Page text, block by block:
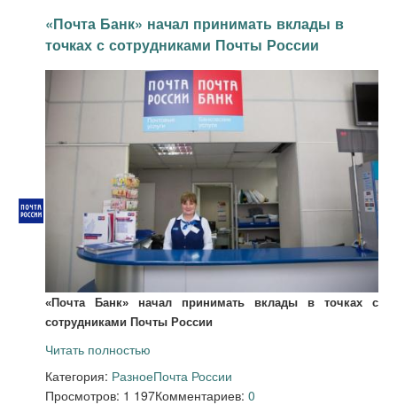
«Почта Банк» начал принимать вклады в
точках с сотрудниками Почты России
«Почта Банк» начал принимать вклады в точках с
сотрудниками Почты России
Читать полностью
Категория: РазноеПочта России
Просмотров: 1 197Комментариев: 0